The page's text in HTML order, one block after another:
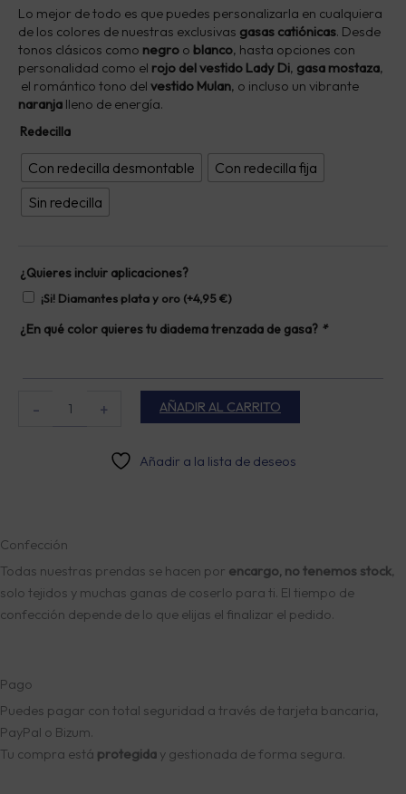
Lo mejor de todo es que puedes personalizarla en cualquiera
de los colores de nuestras exclusivas gasas catiónicas. Desde
tonos clásicos como negro o blanco, hasta opciones con
personalidad como el rojo del vestido Lady Di, gasa mostaza,
el romántico tono del vestido Mulan, o incluso un vibrante
naranja lleno de energía.
Redecilla
Con redecilla desmontable
Con redecilla fija
Sin redecilla
¿Quieres incluir aplicaciones?
¡Si! Diamantes plata y oro (+4,95€)
¿En qué color quieres tu diadema trenzada de gasa? *
-
Diadema
de
gasa
personalizable
cantidad
+ AÑADIR AL CARRITO
Añadir a la lista de deseos
Confección
Todas nuestras prendas se hacen por encargo, no tenemos stock
solo tejidos y muchas ganas de coserlo para ti. El tiempo de
confección depende de lo que elijas el finalizar el pedido.
Pago
Puedes pagar con total seguridad a través de tarjeta bancaria,
PayPal o Bizum.
Tu compra está protegida y gestionada de forma segura.